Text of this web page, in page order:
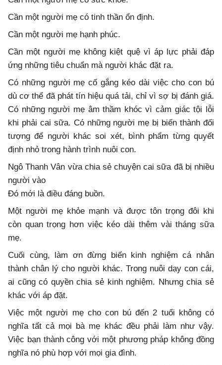
Cần một người mẹ có tinh thần ổn định.
Cần một người mẹ hạnh phúc.
Cần một người mẹ không kiệt quệ vì áp lực phải đáp
ứng những tiêu chuẩn mà người khác đặt ra.
Có những người mẹ cố gắng kéo dài việc cho con bú
dù cơ thể đã phát tín hiệu quá tải, chỉ vì sợ bị đánh giá.
Có những người mẹ âm thầm khóc vì cảm giác tội lỗi
khi phải cai sữa. Có những người mẹ bị biến thành đối
tượng để người khác soi xét, bình phẩm từng quyết
định nhỏ trong hành trình nuôi con.
Ngô Thanh Vân vừa chia sẻ chuyện cai sữa đã bị nhiều
người vào
Đó mới là điều đáng buồn.
Một người mẹ khỏe mạnh và được tôn trọng đôi khi
còn quan trọng hơn việc kéo dài thêm vài tháng sữa
mẹ.
Cuối cùng, làm ơn đừng biến kinh nghiệm cá nhân
thành chân lý cho người khác. Trong nuôi dạy con cái,
ai cũng có quyền chia sẻ kinh nghiệm. Nhưng chia sẻ
khác với áp đặt.
Việc một người mẹ cho con bú đến 2 tuổi không có
nghĩa tất cả mọi bà mẹ khác đều phải làm như vậy.
Việc bạn thành công với một phương pháp không đồng
nghĩa nó phù hợp với mọi gia đình.